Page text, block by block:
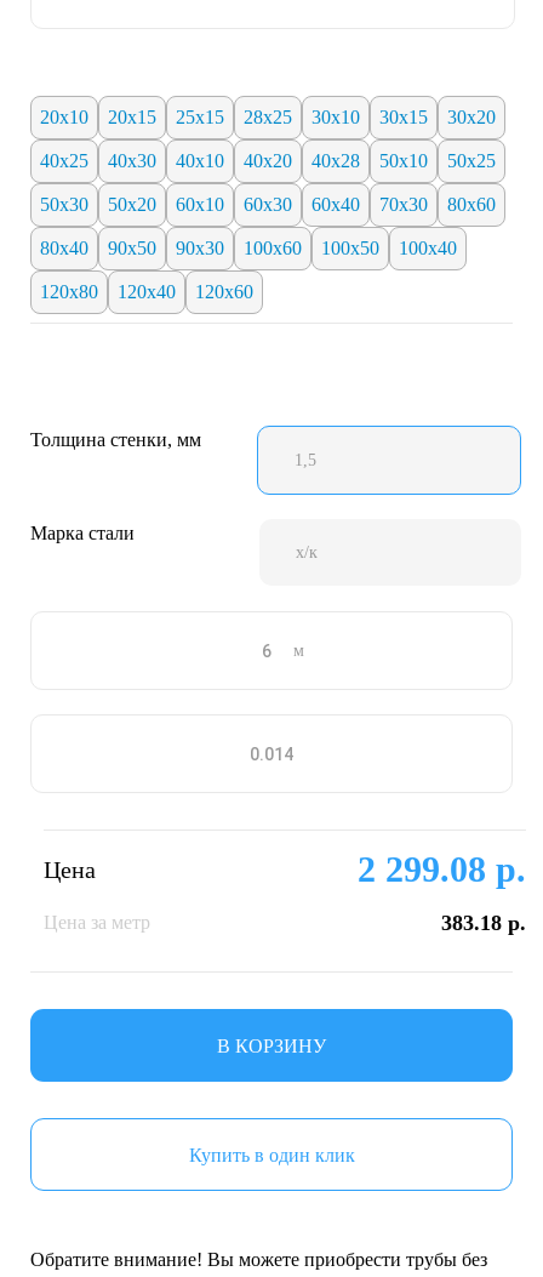
20х10 20х15 25х15 28х25 30х10 30х15 30х20
40х25 40х30 40х10 40х20 40х28 50х10 50х25
50х30 50х20 60х10 60х30 60х40 70х30 80х60
80х40 90x50 90х30 100х60 100х50 100х40
120х80 120х40 120х60
Толщина стенки, мм
1,5
Марка стали
х/к
м
Цена 2 299.08 р.
Цена за метр 383.18 р.
В КОРЗИНУ
Купить в один клик
Обратите внимание! Вы можете приобрести трубы без